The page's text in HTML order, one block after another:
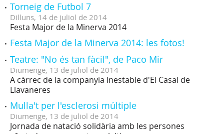
Torneig de Futbol 7
Dilluns, 14 de juliol de 2014
Festa Major de la Minerva 2014
Festa Major de la Minerva 2014: les fotos!
Teatre: "No és tan fàcil", de Paco Mir
Diumenge, 13 de juliol de 2014
A càrrec de la companyia Inestable d'El Casal de
Llavaneres
Mulla't per l'esclerosi múltiple
Diumenge, 13 de juliol de 2014
Jornada de natació solidària amb les persones